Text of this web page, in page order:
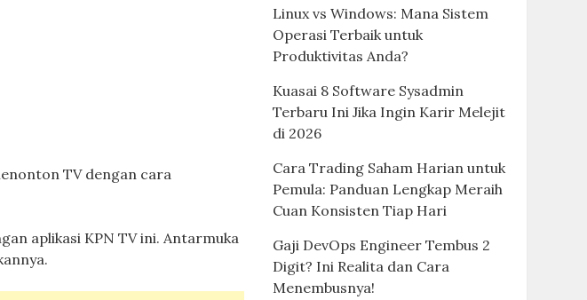
TV dengan cara
aplikasi KPN TV ini. Antarmuka
Linux vs Windows: Mana Sistem
Operasi Terbaik untuk
Produktivitas Anda?
Kuasai 8 Software Sysadmin
Terbaru Ini Jika Ingin Karir Melejit
di 2026
Cara Trading Saham Harian untuk
Pemula: Panduan Lengkap Meraih
Cuan Konsisten Tiap Hari
Gaji DevOps Engineer Tembus 2
Digit? Ini Realita dan Cara
Menembusnya!